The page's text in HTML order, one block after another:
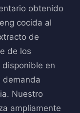
obtenido
cocida al
de
de los
en
demanda
Nuestro
ampliamente